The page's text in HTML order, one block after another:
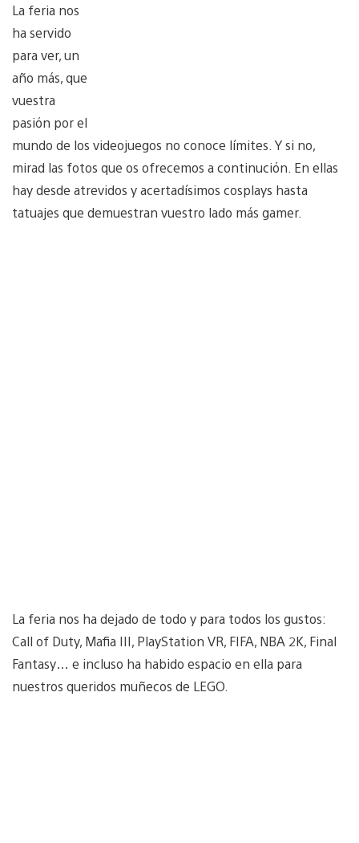
La feria nos
ha servido
para ver, un
año más, que
vuestra
pasión por el
mundo de los videojuegos no conoce límites. Y si no,
mirad las fotos que os ofrecemos a continución. En ellas
hay desde atrevidos y acertadísimos cosplays hasta
tatuajes que demuestran vuestro lado más gamer.
La feria nos ha dejado de todo y para todos los gustos:
Call of Duty, Mafia III, PlayStation VR, FIFA, NBA 2K, Final
Fantasy… e incluso ha habido espacio en ella para
nuestros queridos muñecos de LEGO.